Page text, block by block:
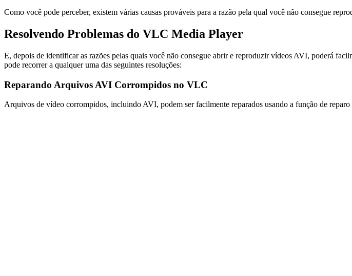
Como você pode perceber, existem várias causas prováveis para a razão pela qual você não consegue
Resolvendo Problemas do VLC Media Player
E, depois de identificar as razões pelas quais você não consegue abrir e reproduzir vídeos AVI, poderá
pode recorrer a qualquer uma das seguintes resoluções:
Reparando Arquivos AVI Corrompidos no VLC
Arquivos de vídeo corrompidos, incluindo AVI, podem ser facilmente reparados usando a função de